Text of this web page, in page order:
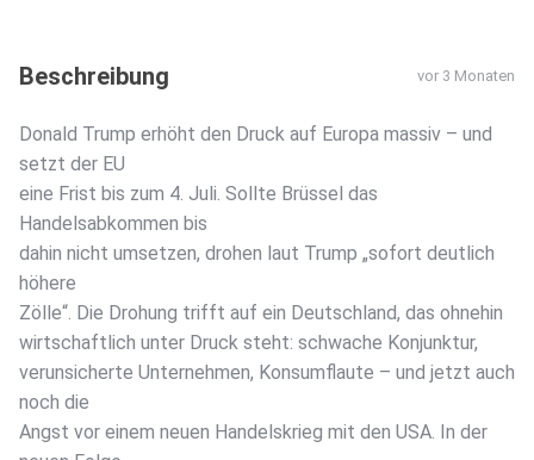
Beschreibung vor 3 Monaten
Donald Trump erhöht den Druck auf Europa massiv – und
setzt der EU
eine Frist bis zum 4. Juli. Sollte Brüssel das
Handelsabkommen bis
dahin nicht umsetzen, drohen laut Trump „sofort deutlich
höhere
Zölle“. Die Drohung trifft auf ein Deutschland, das ohnehin
wirtschaftlich unter Druck steht: schwache Konjunktur,
verunsicherte Unternehmen, Konsumflaute – und jetzt auch
noch die
Angst vor einem neuen Handelskrieg mit den USA. In der